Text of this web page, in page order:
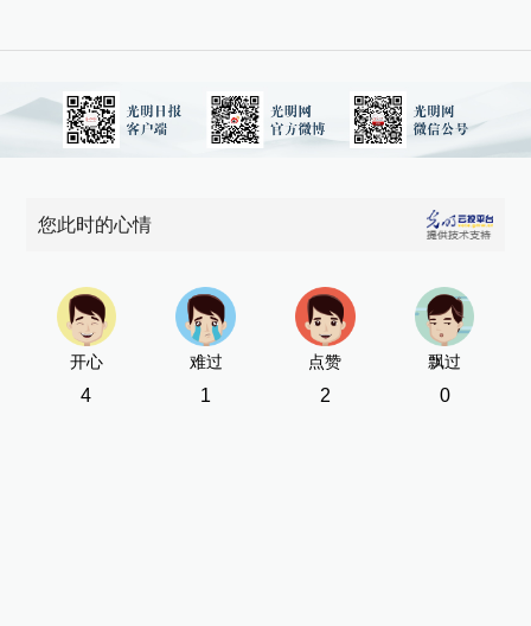
您此时的心情
开心
4
难过
1
点赞
2
飘过
0